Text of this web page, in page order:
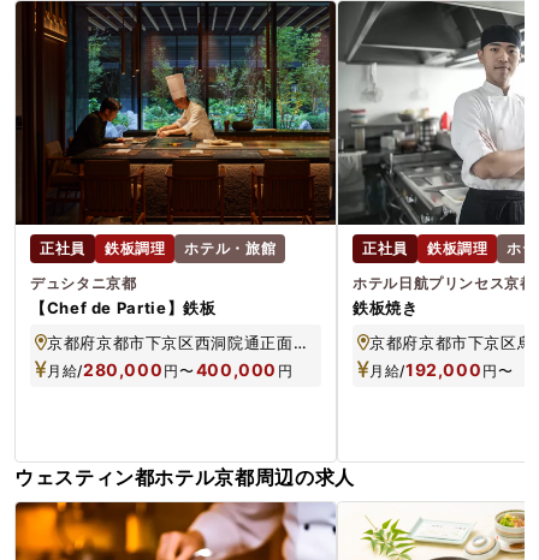
正社員 鉄板調理
ホテル・旅館
デュシタニ京都
【Chef de Partie】鉄板
京都府京都市下京区西洞院通正面上ル西洞院町466
月給/280,000 円〜400,000 円
正社員 鉄板調理
ホ
ホテル日航プリンセス京都
鉄板焼き
月給/192,000 円〜
ウェスティン都ホテル京都周辺の求人